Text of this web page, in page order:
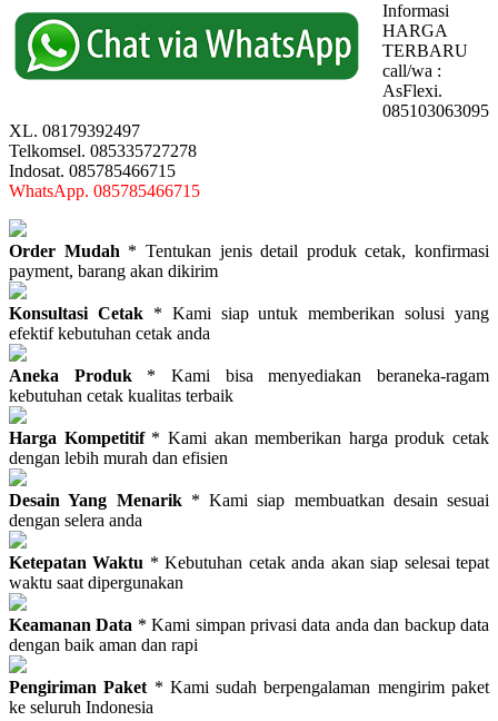
Informasi
HARGA
TERBARU
call/wa :
AsFlexi.
085103063095
XL. 08179392497
Telkomsel. 085335727278
Indosat. 085785466715
WhatsApp. 085785466715
Order Mudah * Tentukan jenis detail produk cetak, konfirmasi
payment, barang akan dikirim
Konsultasi Cetak* Kami siap untuk memberikan solusi yang
efektif kebutuhan cetak anda
Aneka Produk * Kami bisa menyediakan beraneka-ragam
kebutuhan cetak kualitas terbaik
Harga Kompetitif* Kami akan memberikan harga produk cetak
dengan lebih murah dan efisien
Desain Yang Menarik* Kami siap membuatkan desain sesuai
dengan selera anda
Ketepatan Waktu * Kebutuhan cetak anda akan siap selesai tepat
waktu saat dipergunakan
Keamanan Data * Kami simpan privasi data anda dan backup data
dengan baik aman dan rapi
Pengiriman Paket * Kami sudah berpengalaman mengirim paket
ke seluruh Indonesia